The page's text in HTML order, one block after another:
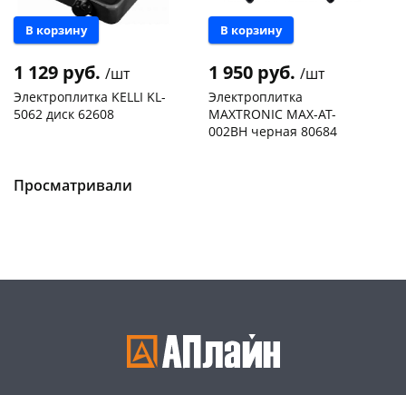
В корзину
1 129 руб. /шт
Электроплитка KELLI KL-
5062 диск 62608
Код товара
В корзину
1 950 руб. /шт
Электроплитка
MAXTRONIC MAX-AT-
002BH черная 80684
Просматривали
раз в 2 недели